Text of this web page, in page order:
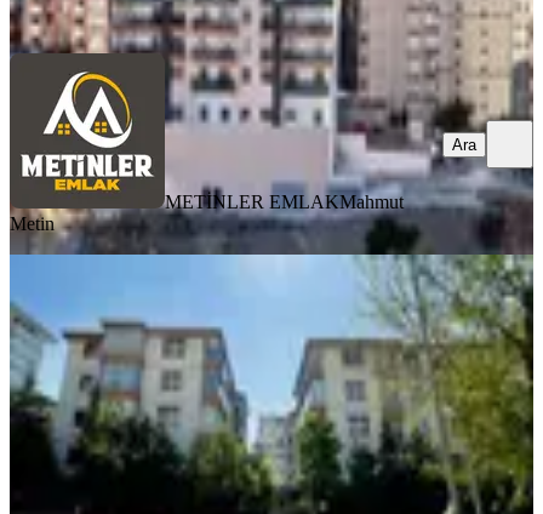
Ara
METİNLER EMLAKMahmut
Metin
Ara
Mercanlardan Yeşilevler'de Site
İçersinde 3+1 Satılık Daire
Yenimahalle, Yeşilevler Mahallesi
3+1· 140 m² 2. Kat· 08.08.2026
6.850.000 ₺